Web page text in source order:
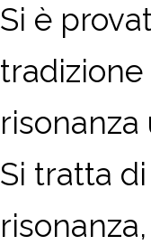
Si è
risonanza
Si tratta